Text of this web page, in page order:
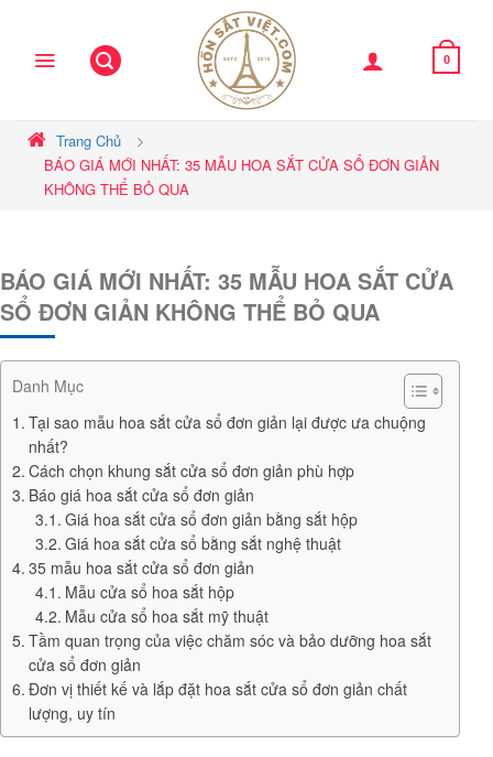
content
0
Trang Chủ
BÁO GIÁ MỚI NHẤT: 35 MẪU HOA SẮT CỬA SỔ ĐƠN GIẢN
KHÔNG THỂ BỎ QUA
BÁO GIÁ MỚI NHẤT: 35 MẪU HOA SẮT CỬA
SỔ ĐƠN GIẢN KHÔNG THỂ BỎ QUA
Danh Mục
Tại sao mẫu hoa sắt cửa sổ đơn giản lại được ưa chuộng
nhất?
Cách chọn khung sắt cửa sổ đơn giản phù hợp
Báo giá hoa sắt cửa sổ đơn giản
Giá hoa sắt cửa sổ đơn giản bằng sắt hộp
Giá hoa sắt cửa sổ bằng sắt nghệ thuật
35 mẫu hoa sắt cửa sổ đơn giản
Mẫu cửa sổ hoa sắt hộp
Mẫu cửa sổ hoa sắt mỹ thuật
Tầm quan trọng của việc chăm sóc và bảo dưỡng hoa sắt
cửa sổ đơn giản
Đơn vị thiết kế và lắp đặt hoa sắt cửa sổ đơn giản chất
lượng, uy tín